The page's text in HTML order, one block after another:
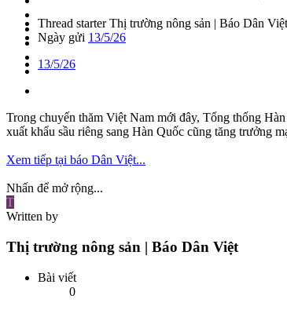
Thread starter Thị trường nông sản | Báo Dân Việt
Ngày gửi 13/5/26
13/5/26
Trong chuyến thăm Việt Nam mới đây, Tổng thống
xuất khẩu sầu riêng sang Hàn Quốc cũng tăng trưởng
Xem tiếp tại báo Dân Việt...
Nhấn để mở rộng...
T
Written by
Thị trường nông sản | Báo Dân Việt
Bài viết
0